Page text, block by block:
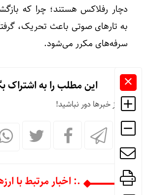
دچار رفلاکس هستند؛ چرا که
به تارهای صوتی باعث تحریک،
سرفه‌های مکرر می‌شود.
این مطلب را به اشتراک
از خبرها دور نباشید!
.: اخبار مرتبط با